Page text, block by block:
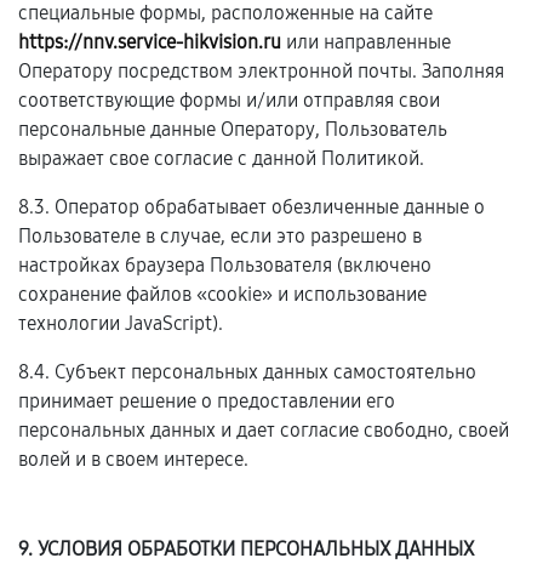
специальные формы, расположенные на сайте
https://nnv.service-hikvision.ru или направленные
Оператору посредством электронной почты. Заполняя
соответствующие формы и/или отправляя свои
персональные данные Оператору, Пользователь
выражает свое согласие с данной Политикой.
8.3. Оператор обрабатывает обезличенные данные о
Пользователе в случае, если это разрешено в
настройках браузера Пользователя (включено
сохранение файлов «cookie» и использование
технологии JavaScript).
8.4. Субъект персональных данных самостоятельно
принимает решение о предоставлении его
персональных данных и дает согласие свободно, своей
волей и в своем интересе.
9. УСЛОВИЯ ОБРАБОТКИ ПЕРСОНАЛЬНЫХ ДАННЫХ